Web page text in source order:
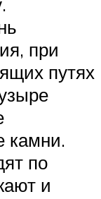
при
путях
камни.
по
и